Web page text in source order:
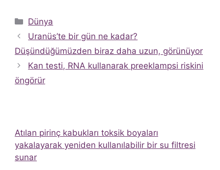
Kategoriler
Dünya
Uranüs’te bir gün ne kadar?
Düşündüğümüzden biraz daha uzun, görünüyor
Kan testi, RNA kullanarak preeklampsi riskini
öngörür
Atılan pirinç kabukları toksik boyaları
yakalayarak yeniden kullanılabilir bir su filtresi
sunar